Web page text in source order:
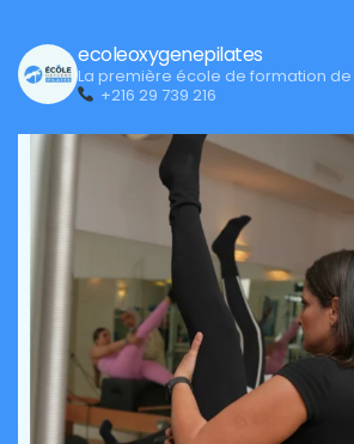
ecoleoxygenepilates
La première école de formation de
+216 29 739 216